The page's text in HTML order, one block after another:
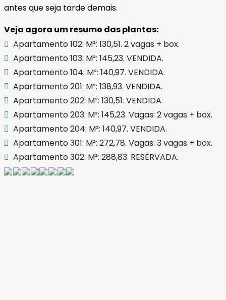
antes que seja tarde demais.
Veja agora um resumo das plantas:
Apartamento 102: M²: 130,51. 2 vagas + box.
Apartamento 103: M²: 145,23. VENDIDA.
Apartamento 104: M²: 140,97. VENDIDA.
Apartamento 201: M²: 138,93. VENDIDA.
Apartamento 202: M²: 130,51. VENDIDA.
Apartamento 203: M²: 145,23. Vagas: 2 vagas + box.
Apartamento 204: M²: 140,97. VENDIDA.
Apartamento 301: M²: 272,78. Vagas: 3 vagas + box.
Apartamento 302: M²: 288,83. RESERVADA.